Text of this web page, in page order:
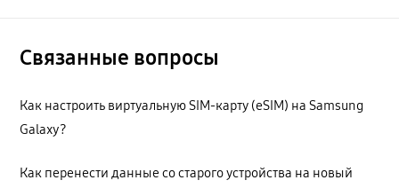
Связанные вопросы
Как настроить виртуальную SIM-карту (eSIM) на Samsung
Galaxy?
Как перенести данные со старого устройства на новый